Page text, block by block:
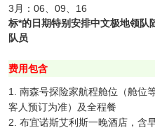
3月：06、09、16
标*的日期特别安排中文极地领队
队员
费用包含
1. 南森号探险家航程舱位（舱位
客人预订为准）及全程餐
2. 布宜诺斯艾利斯一晚酒店，含